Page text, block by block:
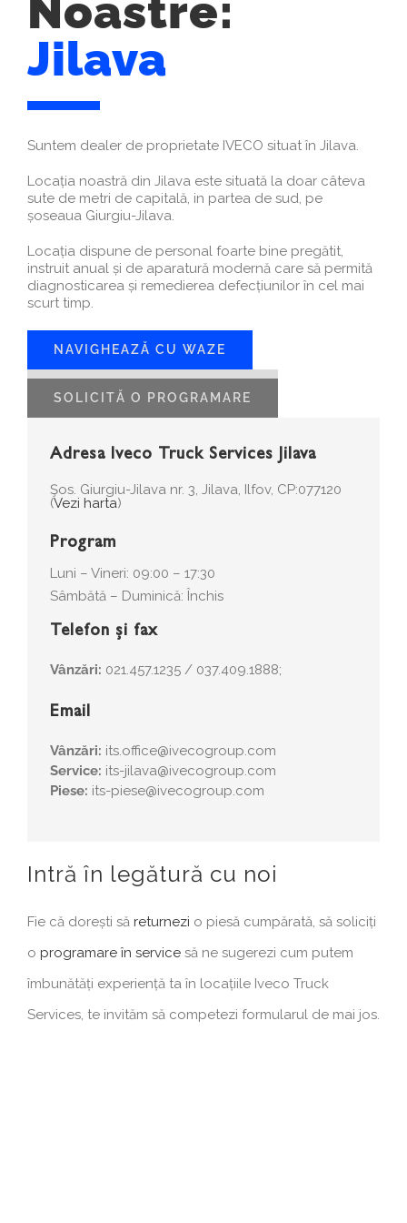
Oradea
Noastre:
Jilava
Suntem dealer de proprietate IVECO situat în Jilava.
Locația noastră din Jilava este situată la doar câteva
sute de metri de capitală, in partea de sud, pe
șoseaua Giurgiu-Jilava.
Locația dispune de personal foarte bine pregătit,
instruit anual și de aparatură modernă care să permită
diagnosticarea și remedierea defecțiunilor în cel mai
scurt timp.
NAVIGHEAZĂ CU WAZE
SOLICITĂ O PROGRAMARE
Adresa Iveco Truck Services Jilava
Şos. Giurgiu-Jilava nr. 3, Jilava, Ilfov, CP:077120
(Vezi harta)
Program
Luni – Vineri: 09:00 – 17:30
Sâmbătă – Duminică: Închis
Telefon și fax
Vânzări: 021.457.1235 / 037.409.1888;
Email
Vânzări: its.office@ivecogroup.com
Service: its-jilava@ivecogroup.com
Piese: its-piese@ivecogroup.com
Intră în legătură cu noi
Fie că dorești să returnezi o piesă cumpărată, să soliciți
o programare în servicesă ne sugerezi cum putem
îmbunătăți experiență ta în locațiile Iveco Truck
Services, te invităm să competezi formularul de mai jos.